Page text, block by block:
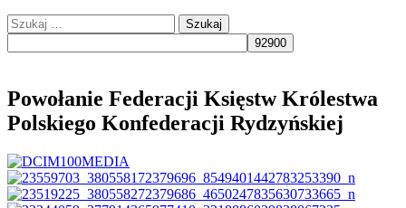
Szukaj:
Powołanie Federacji Księstw Królestwa
Polskiego Konfederacji Rydzyńskiej